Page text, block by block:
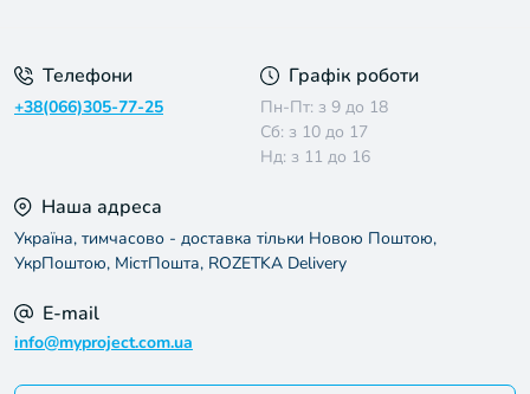
Телефони
+38(066)305-77-25
Графік роботи
Пн-Пт: з 9 до 18
Сб: з 10 до 17
Нд: з 11 до 16
Наша адреса
Україна, тимчасово - доставка тільки Новою Поштою,
УкрПоштою, МістПошта, ROZETKA Delivery
E-mail
info@myproject.com.ua